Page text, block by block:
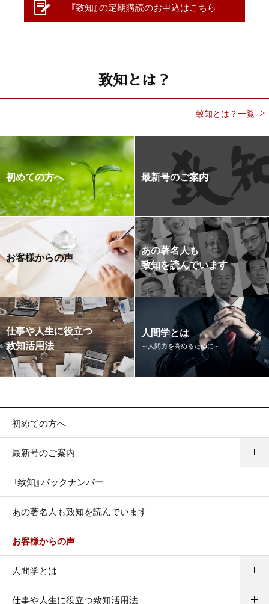
『致知』の定期購読のお申込はこちら
致知とは？
致知とは？一覧
初めての方へ 最新号のご案内
お客様からの声
あの著名人も
致知を読んでいます
仕事や人生に役立つ
致知活用法
人間学とは
～人間力を高めるために～
初めての方へ
最新号のご案内
『致知』バックナンバー
あの著名人も致知を読んでいます
お客様からの声
人間学とは
仕事や人生に役立つ致知活用法